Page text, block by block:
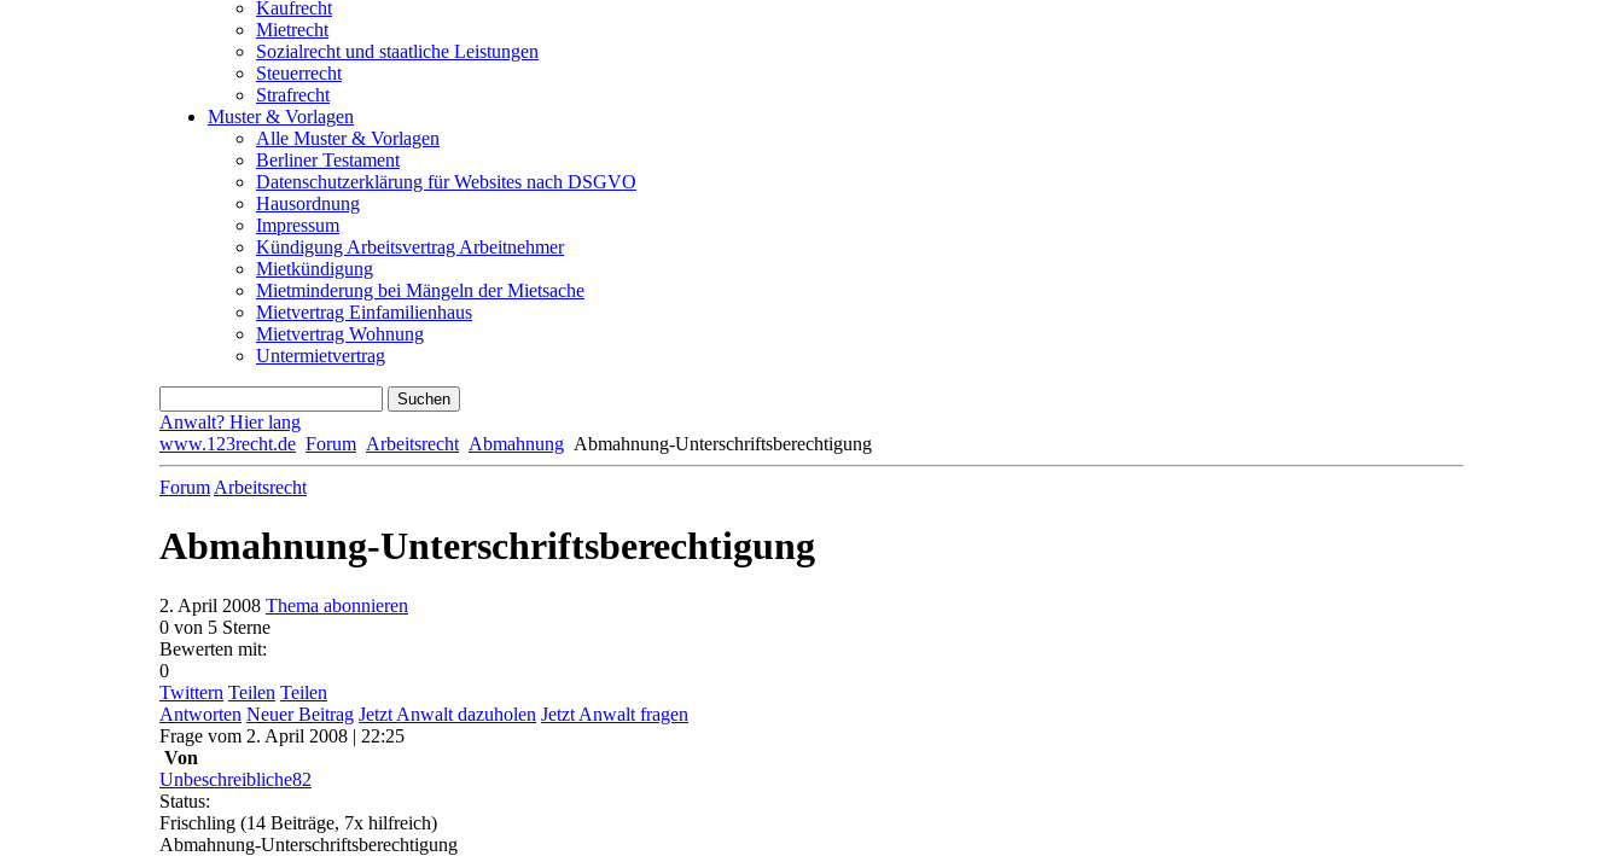
Kaufrecht
Mietrecht
Sozialrecht und staatliche Leistungen
Steuerrecht
Strafrecht
Muster & Vorlagen
Alle Muster & Vorlagen
Berliner Testament
Datenschutzerklärung für Websites nach DSGVO
Hausordnung
Impressum
Kündigung Arbeitsvertrag Arbeitnehmer
Mietkündigung
Mietminderung bei Mängeln der Mietsache
Mietvertrag Einfamilienhaus
Mietvertrag Wohnung
Untermietvertrag
Anwalt? Hier lang
www.123recht.de Forum Arbeitsrecht Abmahnung Abmahnung-Unterschriftsberechtigung
Forum Arbeitsrecht
Abmahnung-Unterschriftsberechtigung
2. April 2008 Thema abonnieren
0 von 5 Sterne
Bewerten mit:
0
Twittern Teilen Teilen
Antworten Neuer Beitrag Jetzt Anwalt dazuholen Jetzt Anwalt fragen
Frage vom 2. April 2008 | 22:25
Von
Unbeschreibliche82
Status:
Frischling (14 Beiträge, 7x hilfreich)
Abmahnung-Unterschriftsberechtigung